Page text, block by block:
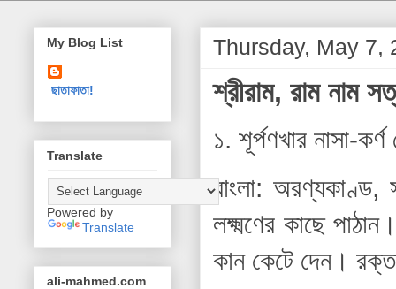
Thursday, May 7,
শ্রীরাম, রাম নাম
১. শূর্পণখার নাসা-
বাংলা: অরণ্যকাণ্ড,
লক্ষ্মণের কাছে
কান কেটে দেন।
My Blog List
ছাতাফাতা!
Translate
Powered by
Translate
ali-mahmed.com